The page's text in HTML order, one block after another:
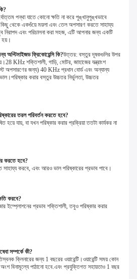
পন্থা যাতে কোনো ক্ষতি না করে পুঙ্খানুপুঙ্খভাবে
কিছু থেকে একগুঁয়ে ময়লা এবং তেল অপসারণ করতে সাহায্য
নিরাপদ এবং পরিচালনা করা সহজ, এটি আপনার জন্য একটি
হয়।
অপ্টিমাইজড ফ্রিকোয়েন্সি কি?উত্তর: বস্তুর দূষকগুলির উপর
KHz শক্তিশালী, গাড়ি, মোটর, জাহাজের যন্ত্রাংশ
অপসারণের জন্য) 40 KHz প্রধান বোর্ড এবং অন্যান্য
করার বস্তুর উচ্চতর নির্ভুলতা, উচ্চতর
তরল পরিবর্তন করতে হবে?
যায়, বা যখন পরিষ্কার করার প্রক্রিয়া ততটা কার্যকর না
করতে হবে?
করবে, এবং আরও ভাল পরিষ্কারের প্রভাব পাবে।
করবে?
ইম্প্লোশনের প্রভাব শক্তিশালী, তবুও পরিষ্কার করার
সম্পর্কে কী?
ক্লিনারের জন্য 1 বছরের ওয়ারেন্টি।ওয়ারেন্টি সময় কোন
বিনামূল্যে পাঠানো হবে.এবং প্রযুক্তিগত সহায়তাও 1 বছর